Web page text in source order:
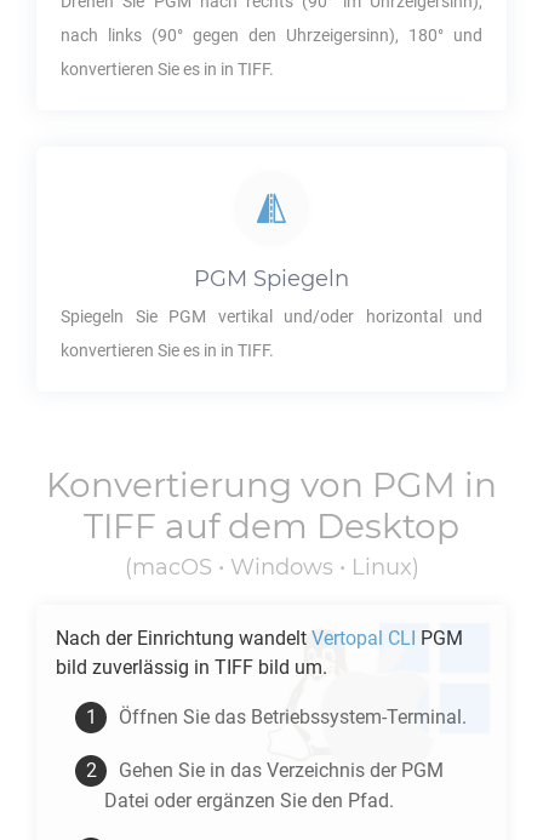
nach links (90° gegen den Uhrzeigersinn), 180° und
konvertieren Sie es in in TIFF.
PGM Spiegeln
Spiegeln Sie PGM vertikal und/oder horizontal und
konvertieren Sie es in in TIFF.
Konvertierung von PGM in
TIFF auf dem Desktop
(macOS • Windows • Linux)
Nach der Einrichtung wandelt Vertopal CLI PGM
bild zuverlässig in TIFF bild um.
Öffnen Sie das Betriebssystem-Terminal.
Gehen Sie in das Verzeichnis der PGM
Datei oder ergänzen Sie den Pfad.